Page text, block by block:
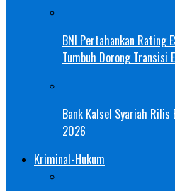
BNI Pertahankan Rating
Tumbuh Dorong Transisi
Bank Kalsel Syariah Rilis
2026
Kriminal-Hukum